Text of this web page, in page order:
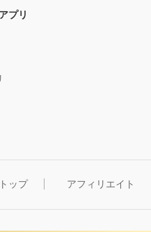
プリ
ップ アフィリエイト